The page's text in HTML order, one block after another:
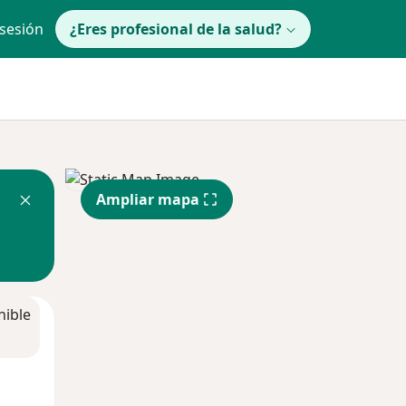
¿Eres profesional de la salud?
Ampliar mapa